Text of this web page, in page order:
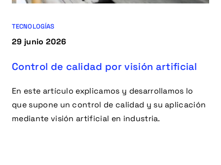
TECNOLOGÍAS
29 junio 2026
Control de calidad por visión artificial
En este artículo explicamos y desarrollamos lo
que supone un control de calidad y su aplicación
mediante visión artificial en industria.